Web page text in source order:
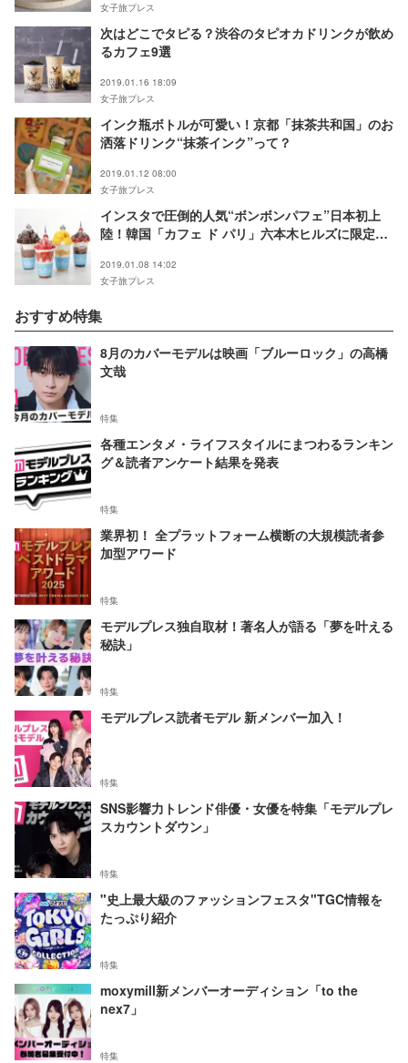
女子旅プレス
次はどこでタピる？渋谷のタピオカドリンクが飲め
るカフェ9選
2019.01.16 18:09
女子旅プレス
インク瓶ボトルが可愛い！京都「抹茶共和国」のお
洒落ドリンク“抹茶インク”って？
2019.01.12 08:00
女子旅プレス
インスタで圧倒的人気“ボンボンパフェ”日本初上
陸！韓国「カフェ ド パリ」六本木ヒルズに限定シ
2019.01.08 14:02
女子旅プレス
おすすめ特集
8月のカバーモデルは映画「ブルーロック」の高橋
文哉
特集
各種エンタメ・ライフスタイルにまつわるランキン
グ＆読者アンケート結果を発表
特集
業界初！ 全プラットフォーム横断の大規模読者参
加型アワード
特集
モデルプレス独自取材！著名人が語る「夢を叶える
秘訣」
特集
モデルプレス読者モデル 新メンバー加入！
特集
SNS影響力トレンド俳優・女優を特集「モデルプレ
スカウントダウン」
特集
"史上最大級のファッションフェスタ"TGC情報を
たっぷり紹介
特集
moxymill新メンバーオーディション「to the
nex7」
特集